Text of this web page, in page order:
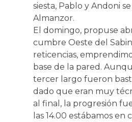
siesta, Pablo y Andoni
Almanzor.
El domingo, propuse
cumbre Oeste del
reticencias,
base de la pared.
tercer largo fueron
dado que eran muy
al final, la progresión
las 14.00 estábamos en